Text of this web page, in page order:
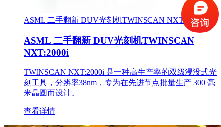
ASML 二手翻新 DUV光刻机TWINSCAN NXT:2000i
ASML 二手翻新 DUV光刻机TWINSCAN
NXT:2000i
TWINSCAN NXT:2000i 是一种高生产率的双级浸没式光
刻工具，分辨率38nm，专为在先进节点批量生产 300 毫
米晶圆而设计。...
查看详情